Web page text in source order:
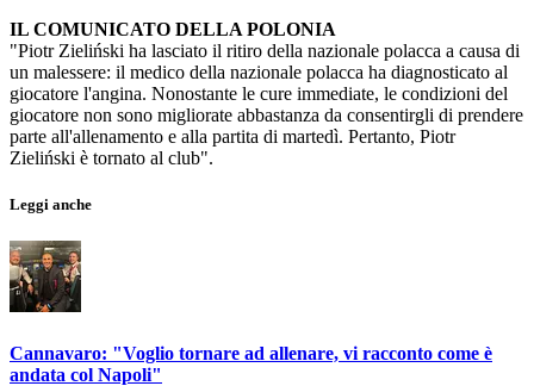
IL COMUNICATO DELLA POLONIA
"Piotr Zieliński ha lasciato il ritiro della nazionale polacca a causa di
un malessere: il medico della nazionale polacca ha diagnosticato al
giocatore l'angina. Nonostante le cure immediate, le condizioni del
giocatore non sono migliorate abbastanza da consentirgli di prendere
parte all'allenamento e alla partita di martedì. Pertanto, Piotr
Zieliński è tornato al club".
Leggi anche
Cannavaro: "Voglio tornare ad allenare, vi racconto come è
andata col Napoli"